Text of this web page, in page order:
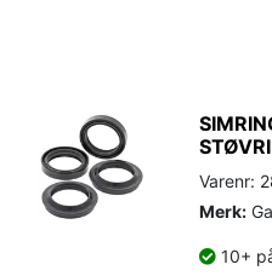
Varenr:
Merk:
10+